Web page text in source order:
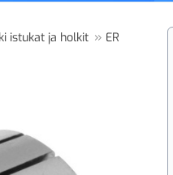
istukat ja holkit » ER